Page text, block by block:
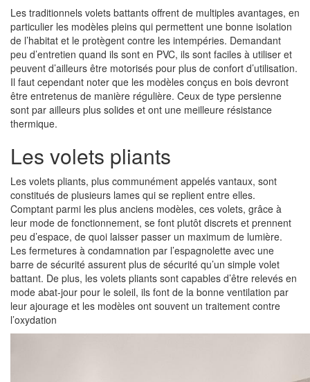
Les traditionnels volets battants offrent de multiples avantages, en
particulier les modèles pleins qui permettent une bonne isolation
de l’habitat et le protègent contre les intempéries. Demandant
peu d’entretien quand ils sont en PVC, ils sont faciles à utiliser et
peuvent d’ailleurs être motorisés pour plus de confort d’utilisation.
Il faut cependant noter que les modèles conçus en bois devront
être entretenus de manière régulière. Ceux de type persienne
sont par ailleurs plus solides et ont une meilleure résistance
thermique.
Les volets pliants
Les volets pliants, plus communément appelés vantaux, sont
constitués de plusieurs lames qui se replient entre elles.
Comptant parmi les plus anciens modèles, ces volets, grâce à
leur mode de fonctionnement, se font plutôt discrets et prennent
peu d’espace, de quoi laisser passer un maximum de lumière.
Les fermetures à condamnation par l’espagnolette avec une
barre de sécurité assurent plus de sécurité qu’un simple volet
battant. De plus, les volets pliants sont capables d’être relevés en
mode abat-jour pour le soleil, ils font de la bonne ventilation par
leur ajourage et les modèles ont souvent un traitement contre
l’oxydation